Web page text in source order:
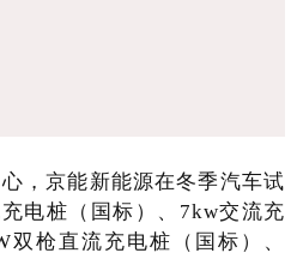
，京能新能源在冬季汽车试
电桩（国标）、7kw交流充
枪直流充电桩（国标）、